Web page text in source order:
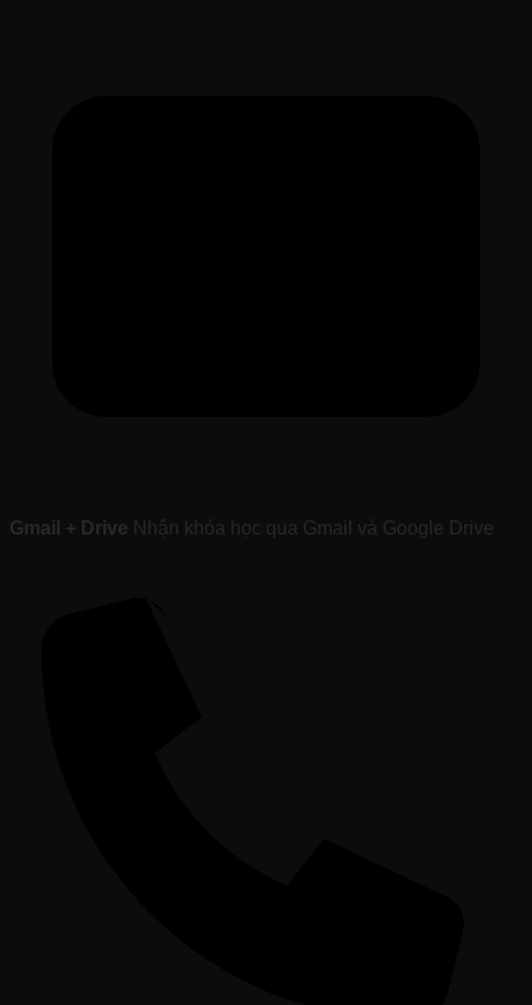
Gmail + Drive Nhận khóa học qua Gmail và Google Drive